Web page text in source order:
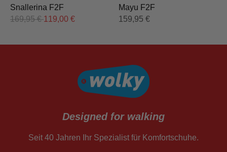
Snallerina F2F
169,95€ 119,00 €
Mayu F2F
159,95 €
Designed for walking
Seit 40 Jahren Ihr Spezialist für Komfortschuhe.